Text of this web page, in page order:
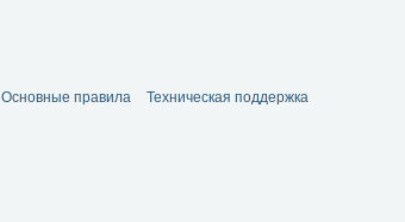
Основные правила Техническая поддержка